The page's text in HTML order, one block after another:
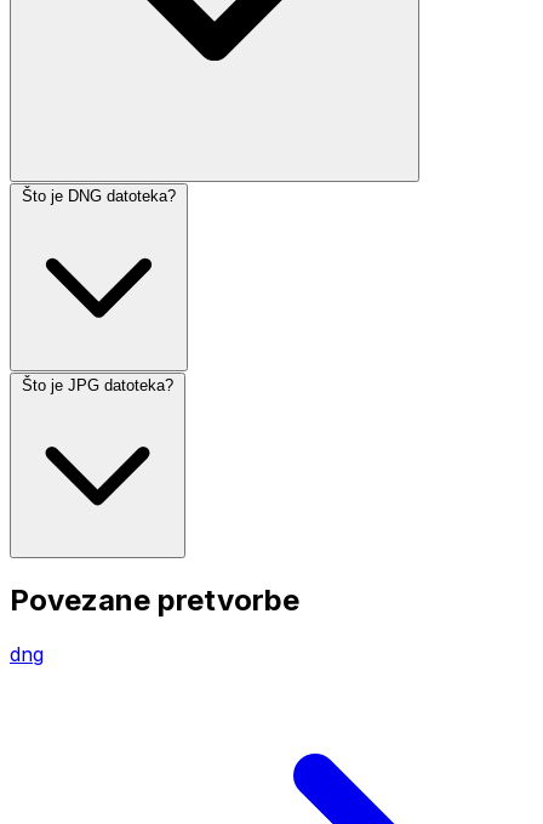
Što je DNG datoteka?
Što je JPG datoteka?
Povezane pretvorbe
dng